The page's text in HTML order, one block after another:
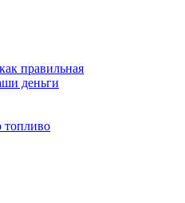
правильная
деньги
топливо